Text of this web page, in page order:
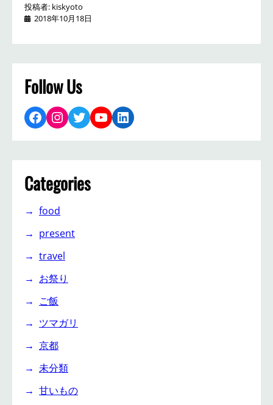
投稿者: kiskyoto
2018年10月18日
Follow Us
Facebook Instagram Twitter YouTube LinkedIn
Categories
food
present
travel
お祭り
ご飯
ツマガリ
京都
未分類
甘いもの